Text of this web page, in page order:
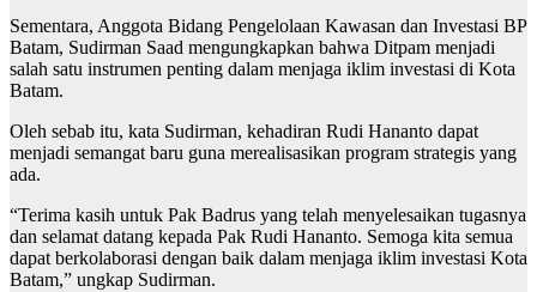
Sementara, Anggota Bidang Pengelolaan Kawasan dan Investasi BP
Batam, Sudirman Saad mengungkapkan bahwa Ditpam menjadi
salah satu instrumen penting dalam menjaga iklim investasi di Kota
Batam.
Oleh sebab itu, kata Sudirman, kehadiran Rudi Hananto dapat
menjadi semangat baru guna merealisasikan program strategis yang
ada.
“Terima kasih untuk Pak Badrus yang telah menyelesaikan tugasnya
dan selamat datang kepada Pak Rudi Hananto. Semoga kita semua
dapat berkolaborasi dengan baik dalam menjaga iklim investasi Kota
Batam,” ungkap Sudirman.